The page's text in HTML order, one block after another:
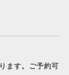
ます。ご予約可